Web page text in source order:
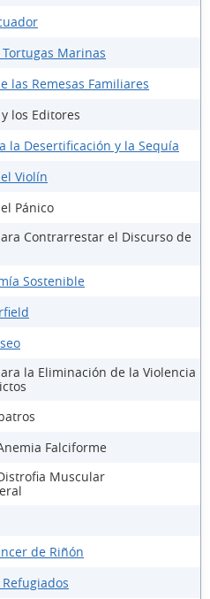
Marinas
las Remesas Familiares
los Editores
la Desertificación y la Sequía
Violín
Pánico
Contrarrestar el Discurso de
Sostenible
la Eliminación de la Violencia
Falciforme
Muscular
de Riñón